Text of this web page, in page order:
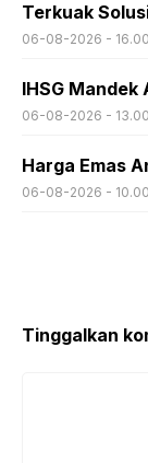
Terkuak
06-08-2026 - 16.00
IHSG Mandek
06-08-2026 - 13.00
Harga Emas
06-08-2026 - 10.00
Tinggalkan